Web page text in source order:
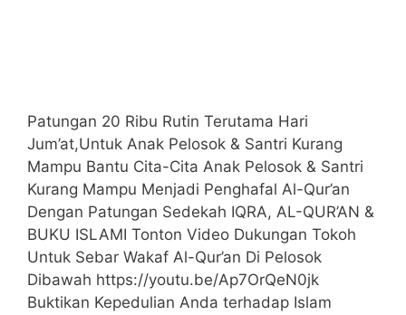
Patungan 20 Ribu Rutin Terutama Hari
Jum’at,Untuk Anak Pelosok & Santri Kurang
Mampu Bantu Cita-Cita Anak Pelosok & Santri
Kurang Mampu Menjadi Penghafal Al-Qur’an
Dengan Patungan Sedekah IQRA, AL-QUR’AN &
BUKU ISLAMI Tonton Video Dukungan Tokoh
Untuk Sebar Wakaf Al-Qur’an Di Pelosok
Dibawah https://youtu.be/Ap7OrQeN0jk
Buktikan Kepedulian Anda terhadap Islam